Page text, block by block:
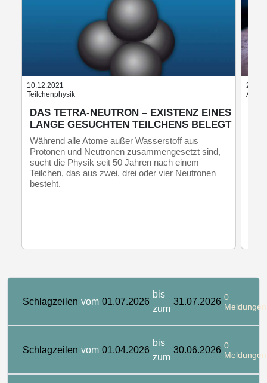
10.12.2021
Teilchenphysik
DAS TETRA-NEUTRON – EXISTENZ EINES
LANGE GESUCHTEN TEILCHENS BELEGT
Während alle Atome außer Wasserstoff aus
Protonen und Neutronen zusammengesetzt sind,
sucht die Physik seit 50 Jahren nach einem
Teilchen, das aus zwei, drei oder vier Neutronen
besteht.
Schlagzeilen vom 01.07.2026
bis
zum
31.07.2026 0
Meldungen
Schlagzeilen vom 01.04.2026
bis
zum
30.06.2026 0
Meldungen